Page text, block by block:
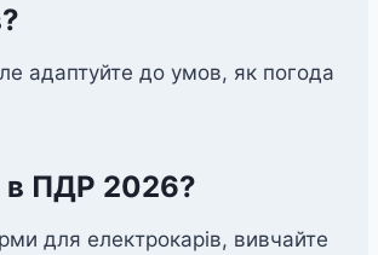
адаптуйте до умов, як погода
ПДР 2026?
для електрокарів, вивчайте